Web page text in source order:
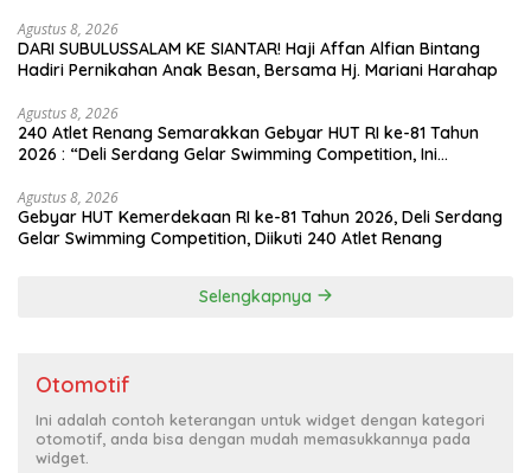
Agustus 8, 2026
DARI SUBULUSSALAM KE SIANTAR! Haji Affan Alfian Bintang
Hadiri Pernikahan Anak Besan, Bersama Hj. Mariani Harahap
Agustus 8, 2026
240 Atlet Renang Semarakkan Gebyar HUT RI ke-81 Tahun
2026 : “Deli Serdang Gelar Swimming Competition, Ini
Agustus 8, 2026
Gebyar HUT Kemerdekaan RI ke-81 Tahun 2026, Deli Serdang
Gelar Swimming Competition, Diikuti 240 Atlet Renang
Selengkapnya
Otomotif
Ini adalah contoh keterangan untuk widget dengan kategori
otomotif, anda bisa dengan mudah memasukkannya pada
widget.